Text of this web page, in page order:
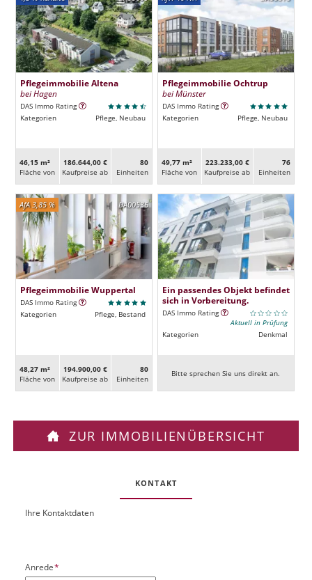
Pflegeimmobilie Altena
bei Hagen
DAS Immo Rating
Kategorien
Pflege, Neubau
46,15 m²
Fläche von
186.644,00 €
Kaufpreise ab
80
Ein­heiten
Pflegeimmobilie Ochtrup
bei Münster
DAS Immo Rating
Kategorien
Pflege, Neubau
49,77 m²
Fläche von
223.233,00 €
Kaufpreise ab
76
Ein­heiten
DA00536
AfA 3,85 %
Pflegeimmobilie Wuppertal
DAS Immo Rating
Kategorien
Pflege, Bestand
48,27 m²
Fläche von
194.900,00 €
Kaufpreise ab
80
Ein­heiten
Ein passendes Objekt befindet
sich in Vorbereitung.
DAS Immo Rating
Aktuell in Prüfung
Kategorien
Denkmal
Bitte sprechen Sie uns direkt an.
ZUR IMMOBILIENÜBERSICHT
KONTAKT
O
k
UIhre Kontaktdaten
P
Anrede*